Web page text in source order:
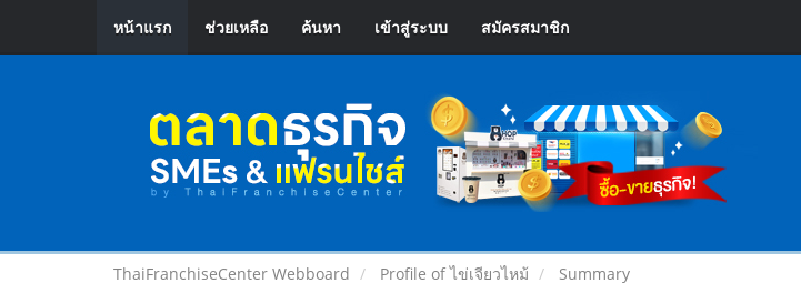
หน้าแรก ช่วยเหลือ ค้นหา เข้าสู่ระบบ สมัครสมาชิก
ThaiFranchiseCenter Webboard Profile of ไข่เจียวไหม้ Summary